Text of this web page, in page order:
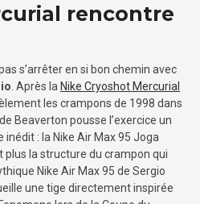
rencontre
s’arrêter en si bon chemin avec
. Après la Nike Cryoshot Mercurial
les crampons de 1998 dans
Beaverton pousse l’exercice un
inédit : la Nike Air Max 95 Joga
plus la structure du crampon qui
Nike Air Max 95 de Sergio
une tige directement inspirée